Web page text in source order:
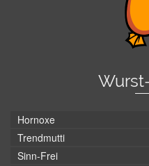
Hornoxe
Trendmutti
Sinn-Frei